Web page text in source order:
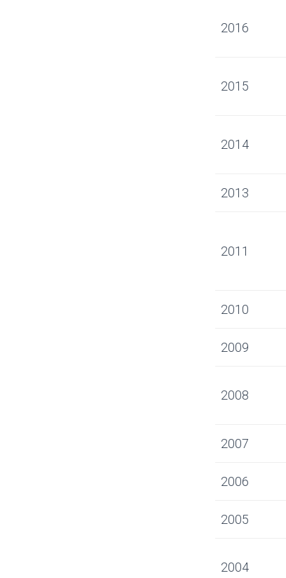
2016
2015
2014
2013
2011
2010
2009
2008
2007
2006
2005
2004